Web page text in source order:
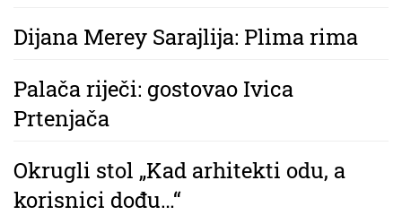
Dijana Merey Sarajlija: Plima rima
Palača riječi: gostovao Ivica
Prtenjača
Okrugli stol „Kad arhitekti odu, a
korisnici dođu…“